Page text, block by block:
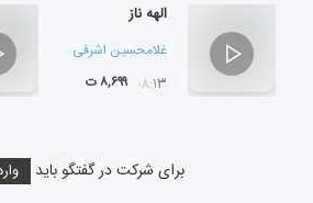
الهه ناز
غلامحسین اشرفی
۰۸:۱۳ ۸,۶۹۹ ت
برای شرکت در گفتگو باید